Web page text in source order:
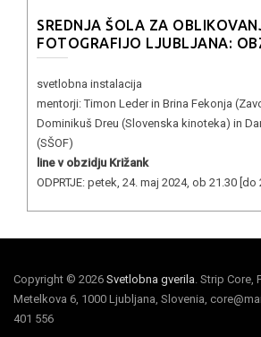
SREDNJA ŠOLA ZA
FOTOGRAFIJO LJUBLJANA:
svetlobna instalacija
mentorji: Timon Leder in Brina Fekonja
Dominikuš Dreu (Slovenska kinoteka) in
(SŠOF)
line v obzidju Križank
ODPRTJE: petek, 24. maj 2024, ob 21.30 [do
Copyright © 2026 Svetlobna gverila. Strip Core,
Metelkova 6, 1000 Ljubljana, Slovenia,
401 556